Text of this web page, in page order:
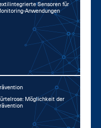
Sen­so­ren für
An­wen­dun­gen
Mög­lich­keit der